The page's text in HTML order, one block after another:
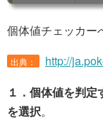
個体値チェッカー
出典：
http://
１．個体値を判
を選択。